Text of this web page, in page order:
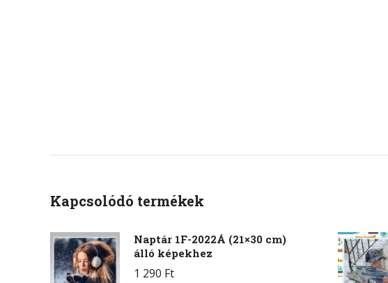
Kapcsolódó termékek
Naptár 1F-2022Á (21×30 cm)
álló képekhez
1 290 Ft